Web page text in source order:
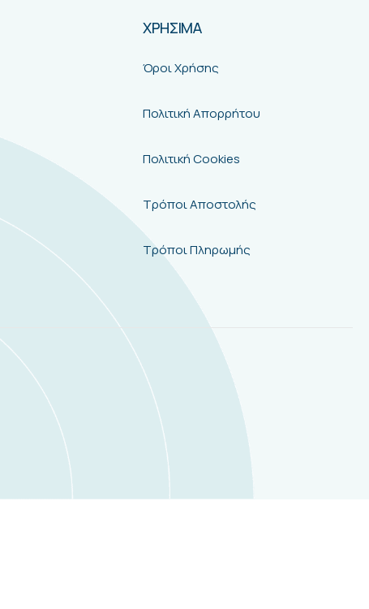
ΧΡΗΣΙΜΑ
Όροι Χρήσης
Πολιτική Απορρήτου
Πολιτική Cookies
Τρόποι Αποστολής
Τρόποι Πληρωμής